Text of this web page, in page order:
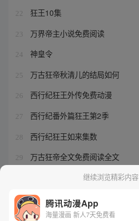
22 狂王10集
23 万界帝主小说免费阅读
24 神皇令
25 万古狂帝秋清儿的结局如何
26 西行纪狂王外传免费动漫
27 西行纪番外篇狂王第2季
28 西行纪狂王如来集数
29 万古狂帝全文免费阅读全文
西行纪集结篇是电影吗继续浏览精彩内容
腾讯动漫App
海量漫画 新人7天免费看